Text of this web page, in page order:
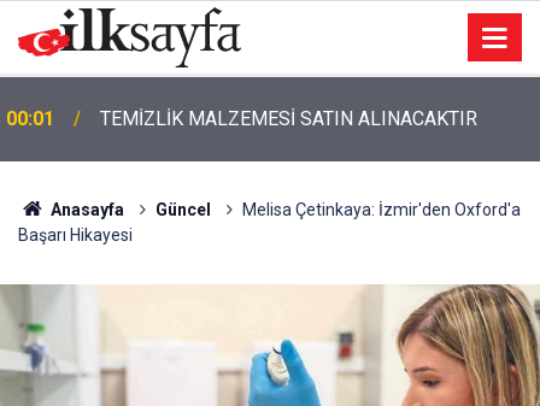
00:01 TEMİZLİK MALZEMESİ SATIN ALINACAKTIR
Anasayfa Güncel
Melisa Çetinkaya: İzmir'den Oxford'a
Başarı Hikayesi